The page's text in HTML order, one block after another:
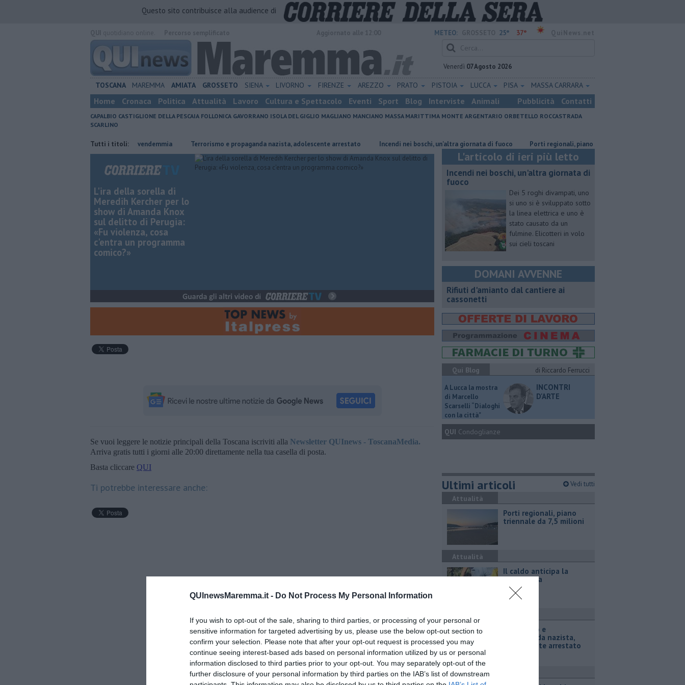
QUInewsMaremma.it - Do Not Process My Personal Information
If you wish to opt-out of the sale, sharing to third parties, or processing of your personal or
sensitive information for targeted advertising by us, please use the below opt-out section to
confirm your selection. Please note that after your opt-out request is processed you may
continue seeing interest-based ads based on personal information utilized by us or personal
information disclosed to third parties prior to your opt-out. You may separately opt-out of the
further disclosure of your personal information by third parties on the IAB’s list of downstream
Questo sito contribuisce alla audience di
METEO: 25° 37°
Venerdì 07 Agosto 2026
TOSCANA MAREMMA AMIATA GROSSETO SIENA LIVORNO FIRENZE AREZZO PRATO PISTOIA LUCCA PISA MASSA CARRARA
Home Cronaca Politica Attualità Lavoro Cultura e Spettacolo Eventi Sport Blog Interviste Animali Pubblicità Contatti
CAPALBIO CASTIGLIONE DELLA PESCAIA FOLLONICA GAVORRANO ISOLA DEL GIGLIO MAGLIANO MANCIANO MASSA MARITTIMA MONTE ARGENTARIO ORBETELLO ROCCASTRADA
SCARLINO
Tutti i titoli:
Il caldo anticipa la vendemmia Terrorismo e propaganda nazista, adolescente arrestato Incendi nei boschi, un'altra giornata di fuoco Porti regionali, piano triennale da 7,5 milioni
L'ira della sorella di
Meredih Kercher per lo
show di Amanda Knox
sul delitto di Perugia:
«Fu violenza, cosa
c'entra un programma
comico?»
Se vuoi leggere le notizie principali della Toscana iscriviti alla Newsletter QUInews - ToscanaMedia.
Arriva gratis tutti i giorni alle 20:00 direttamente nella tua casella di posta.
Basta cliccare QUI
Ti potrebbe interessare anche:
L'articolo di ieri più letto
Incendi nei boschi, un'altra giornata di
fuoco
Dei 5 roghi divampati, uno
si uno si è sviluppato sotto
la linea elettrica e uno è
stato causato da un
fulmine. Elicotteri in volo
sui cieli toscani
DOMANI AVVENNE
Rifiuti d'amianto dal cantiere ai
cassonetti
Qui Blog
di Riccardo Ferrucci
A Lucca la mostra
di Marcello
Scarselli “Dialoghi
con la città"
INCONTRI
D'ARTE
QUI Condoglianze
Ultimi articoli Vedi tutti
Attualità
Porti regionali, piano
triennale da 7,5 milioni
Attualità
Il caldo anticipa la
vendemmia
Terrorismo e
propaganda nazista,
adolescente arrestato
Cronaca